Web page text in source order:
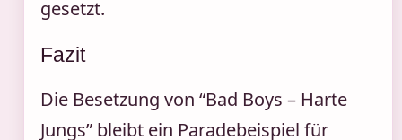
gesetzt.
Fazit
Die Besetzung von “Bad Boys – Harte
Jungs” bleibt ein Paradebeispiel für